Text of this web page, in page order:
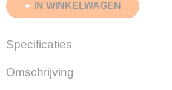
IN WINKELWAGEN
Specificaties
EAN code
8720153539456
Omschrijving